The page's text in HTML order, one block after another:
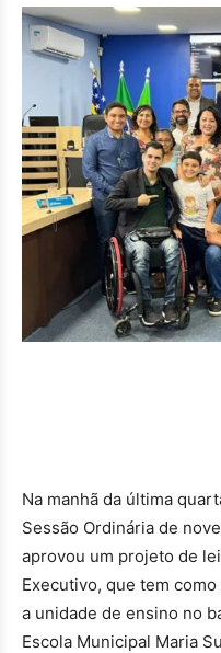
Na manhã da última
Sessão Ordinária de
aprovou um projeto de
Executivo, que tem
a unidade de ensino no
Escola Municipal Maria